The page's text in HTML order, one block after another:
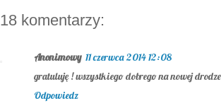
18 komentarzy:
Anonimowy 11 czerwca 2014 12:08
gratuluję ! wszystkiego dobrego na nowej
Odpowiedz